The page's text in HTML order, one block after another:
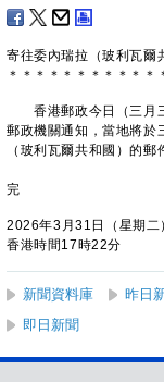
寄往委內瑞拉（玻利瓦爾
＊ ＊ ＊ ＊ ＊ ＊ ＊ ＊ ＊ ＊ ＊
香港郵政今日（三月三
郵政機關通知，當地將於
（玻利瓦爾共和國）的郵
完
2026年3月31日（星期二
香港時間17時22分
新聞資料庫 昨日
即日新聞